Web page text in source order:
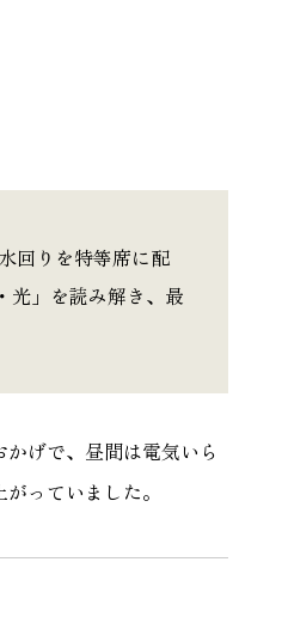
回りを特等席に配
光」を読み解き、最
げで、昼間は電気いら
っていました。